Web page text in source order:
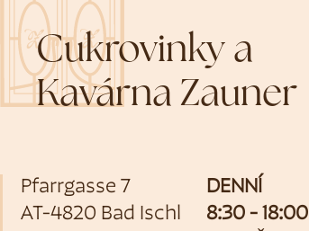
Cukrovinky a
Kavárna Zauner
Pfarrgasse 7
AT-4820 Bad Ischl
DENNÍ
8:30 - 18:00